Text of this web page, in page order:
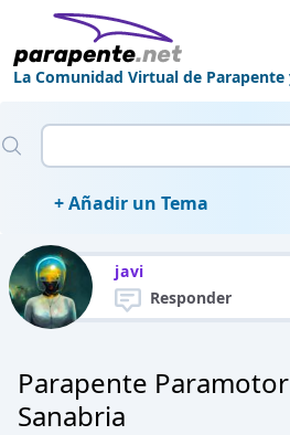
La Comunidad Virtual de
+ Añadir un Tema
javi
Responder
Parapente
Sanabria